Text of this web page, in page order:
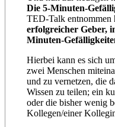
Die 5-Minuten-
TED-Talk entnommen
erfolgreicher Geber,
Minuten-
Hierbei kann es sich
zwei Menschen
und zu vernetzen, die
Wissen zu teilen; ein
oder die bisher wenig
Kollegen/einer